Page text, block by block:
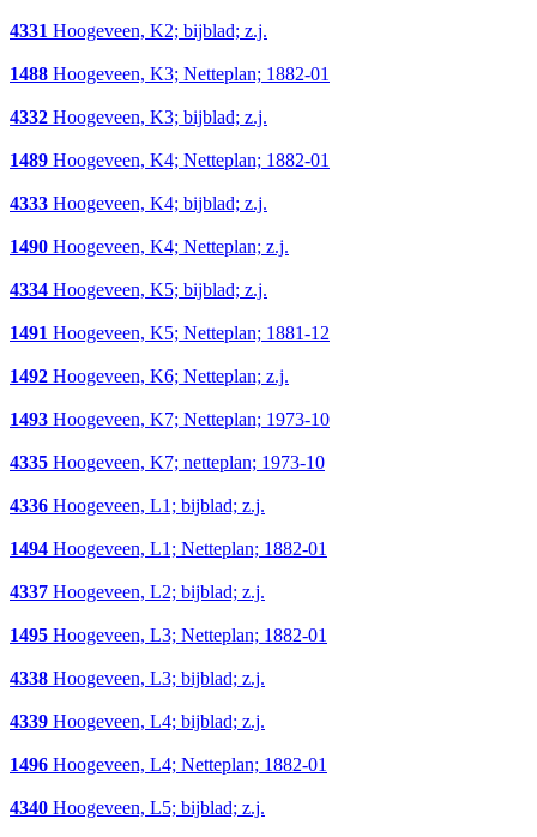
4331 Hoogeveen, K2; bijblad; z.j.
1488 Hoogeveen, K3; Netteplan; 1882-01
4332 Hoogeveen, K3; bijblad; z.j.
1489 Hoogeveen, K4; Netteplan; 1882-01
4333 Hoogeveen, K4; bijblad; z.j.
1490 Hoogeveen, K4; Netteplan; z.j.
4334 Hoogeveen, K5; bijblad; z.j.
1491 Hoogeveen, K5; Netteplan; 1881-12
1492 Hoogeveen, K6; Netteplan; z.j.
1493 Hoogeveen, K7; Netteplan; 1973-10
4335 Hoogeveen, K7; netteplan; 1973-10
4336 Hoogeveen, L1; bijblad; z.j.
1494 Hoogeveen, L1; Netteplan; 1882-01
4337 Hoogeveen, L2; bijblad; z.j.
1495 Hoogeveen, L3; Netteplan; 1882-01
4338 Hoogeveen, L3; bijblad; z.j.
4339 Hoogeveen, L4; bijblad; z.j.
1496 Hoogeveen, L4; Netteplan; 1882-01
4340 Hoogeveen, L5; bijblad; z.j.